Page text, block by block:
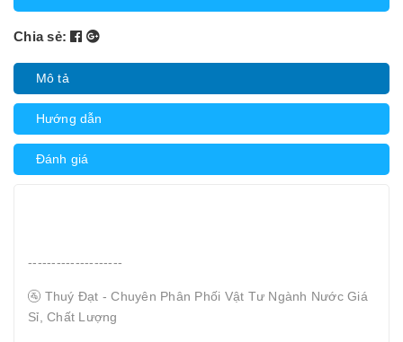
Chia sẻ:
Mô tả
Hướng dẫn
Đánh giá
--------------------
🚰 Thuý Đạt - Chuyên Phân Phối Vật Tư Ngành Nước Giá
Sỉ, Chất Lượng